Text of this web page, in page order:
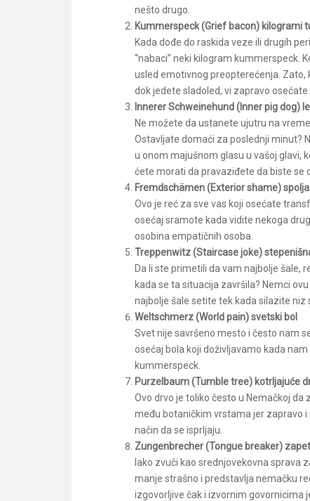
nešto drugo.
Kummerspeck (Grief bacon) kilogrami
Kada dođe do raskida veze ili drugih
“nabaci” neki kilogram kummerspeck.
usled emotivnog preopterećenja. Zato,
dok jedete sladoled, vi zapravo osećate
Innerer Schweinehund (Inner pig dog)
Ne možete da ustanete ujutru na
Ostavljate domaći za poslednji minut?
u onom majušnom glasu u vašoj glavi,
ćete morati da pravaziđete da biste se
Fremdschämen (Exterior shame)
Ovo je reć za sve vas koji osećate
osećaj sramote kada vidite nekoga
osobina empatičnih osoba.
Treppenwitz (Staircase joke)
Da li ste primetili da vam najbolje šale,
kada se ta situacija završila? Nemci
najbolje šale setite tek kada silazite niz
Weltschmerz (World pain) svetski bol
Svet nije savršeno mesto i često nam
osećaj bola koji doživljavamo kada
kummerspeck.
Purzelbaum (Tumble tree) kotrljajuće
Ovo drvo je toliko često u Nemačkoj
među botaničkim vrstama jer zapravo i
način da se isprljaju.
Zungenbrecher (Tongue breaker)
Iako zvuči kao srednjovekovna sprava
manje strašno i predstavlja nemačku
izgovorljive čak i izvornim govornicima